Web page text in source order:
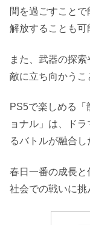
間を過ごすこと
解放することも可
また、武器の探
敵に立ち向かうこ
PS5で楽しめる「
ョナル」は、ド
るバトルが融合し
春日一番の成長
社会での戦いに挑